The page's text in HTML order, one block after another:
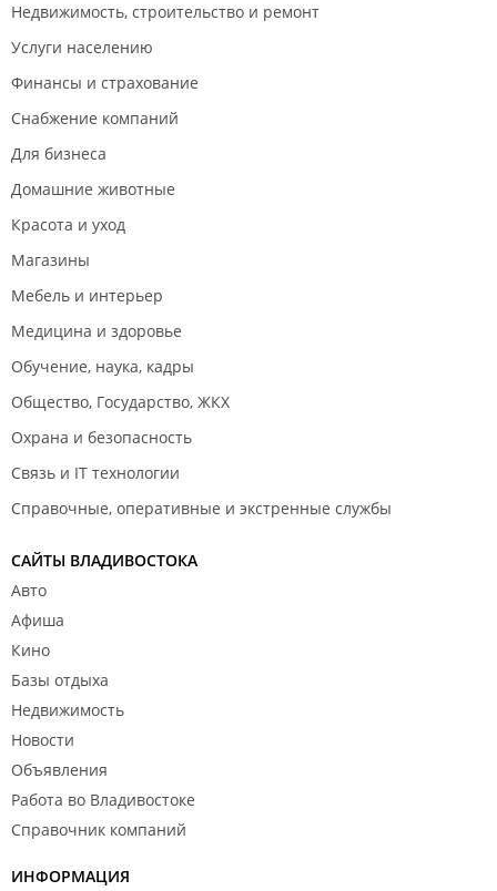
Недвижимость, строительство и ремонт
Услуги населению
Финансы и страхование
Снабжение компаний
Для бизнеса
Домашние животные
Красота и уход
Магазины
Мебель и интерьер
Медицина и здоровье
Обучение, наука, кадры
Общество, Государство, ЖКХ
Охрана и безопасность
Связь и IT технологии
Справочные, оперативные и экстренные службы
САЙТЫ ВЛАДИВОСТОКА
Авто
Афиша
Кино
Базы отдыха
Недвижимость
Новости
Объявления
Работа во Владивостоке
Справочник компаний
ИНФОРМАЦИЯ